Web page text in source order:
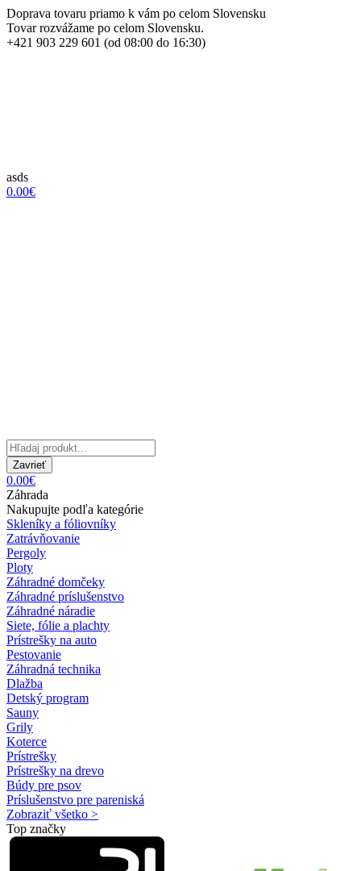
Doprava tovaru priamo k vám po celom Slovensku
Tovar rozvážame po celom Slovensku.
+421 903 229 601 (od 08:00 do 16:30)
asds
0.00€
Zavrieť
0.00€
Záhrada
Nakupujte podľa kategórie
Skleníky a fóliovníky
Zatrávňovanie
Pergoly
Ploty
Záhradné domčeky
Záhradné príslušenstvo
Záhradné náradie
Siete, fólie a plachty
Prístrešky na auto
Pestovanie
Záhradná technika
Dlažba
Detský program
Sauny
Grily
Koterce
Prístrešky
Prístrešky na drevo
Búdy pre psov
Príslušenstvo pre pareniská
Zobraziť všetko >
Top značky